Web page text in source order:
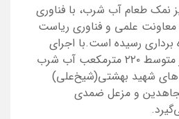
نمک طعام آب شرب، با فناوری
علمی و فناوری ریاست
برداری رسیده است.با اجرای
متوسط
۲۲۰ مترمکعب آب شرب
شهید بهشتی(شیخ‌علی)
و مزعل ضمدی